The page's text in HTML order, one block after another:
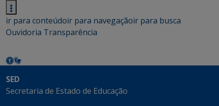
ir para conteúdoir para navegaçãoir para busca
Ouvidoria Transparência
SED
Secretaria de Estado de Educação